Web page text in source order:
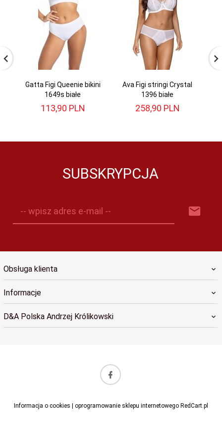
Gatta Figi Queenie bikini
1649s białe
113,90 PLN
Ava Figi stringi Crystal
1396 białe
258,90 PLN
SUBSKRYPCJA
-- wpisz adres e-mail --
Obsługa klienta
Informacje
D&A Polska Andrzej Królikowski
Informacja o cookies | oprogramowanie sklepu internetowego RedCart.pl